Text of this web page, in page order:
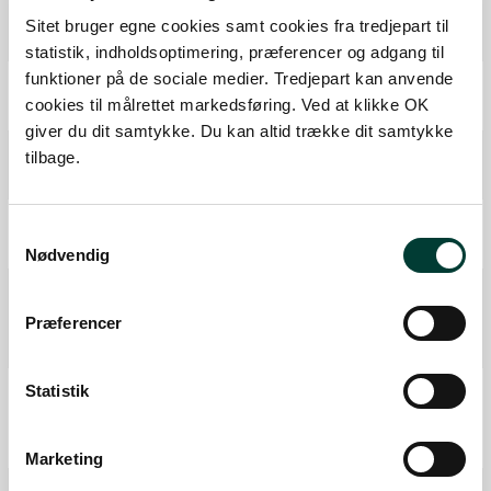
Sitet bruger egne cookies samt cookies fra tredjepart til
statistik, indholdsoptimering, præferencer og adgang til
funktioner på de sociale medier. Tredjepart kan anvende
cookies til målrettet markedsføring. Ved at klikke OK
giver du dit samtykke. Du kan altid trække dit samtykke
tilbage.
Nødvendig
Præferencer
Statistik
Marketing
P-plads
Fra forrige: 0 km Samlet:
P-plads
Fra forrige:0,6 km Samlet:0,6 km
P-plads
Fra forrige:
Madpakkehus
Primitiv overnatningsplads
Fra forrige: